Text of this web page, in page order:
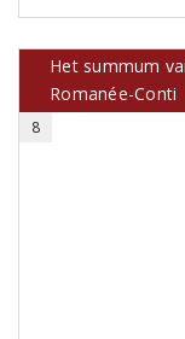
Het summum
Romanée-Conti
8